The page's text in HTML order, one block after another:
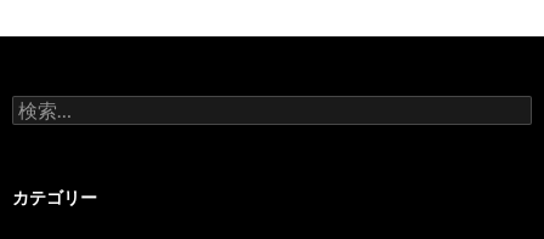
検
索:
カテゴリー